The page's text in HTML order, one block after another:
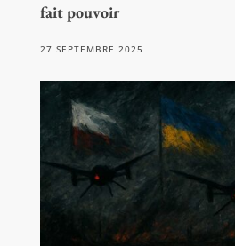
fait pouvoir
27 SEPTEMBRE 2025